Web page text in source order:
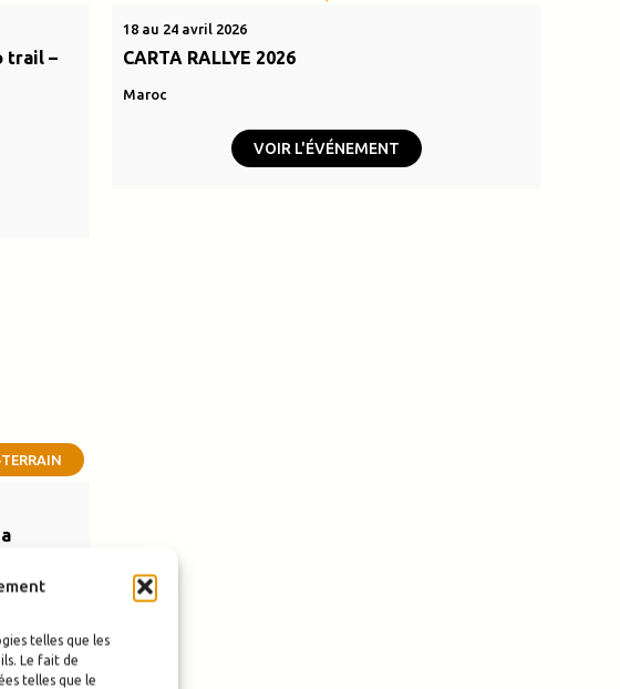
telles que les
Le fait de
telles que le
trail –
18 au 24 avril 2026
CARTA RALLYE 2026
Maroc
VOIR L'ÉVÉNEMENT